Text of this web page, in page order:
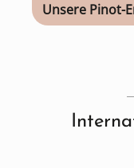
Unsere Pinot-